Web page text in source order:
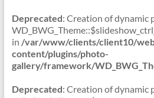
Deprecated: Creation of dynamic
in /var/www/clients/client10/
content/plugins/photo-
gallery/framework/
Deprecated: Creation of dynamic